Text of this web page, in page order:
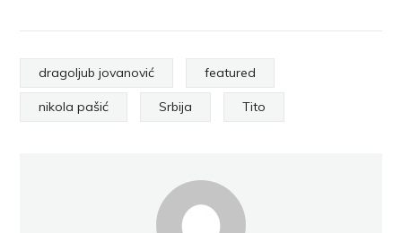
dragoljub jovanović featured
nikola pašić Srbija Tito